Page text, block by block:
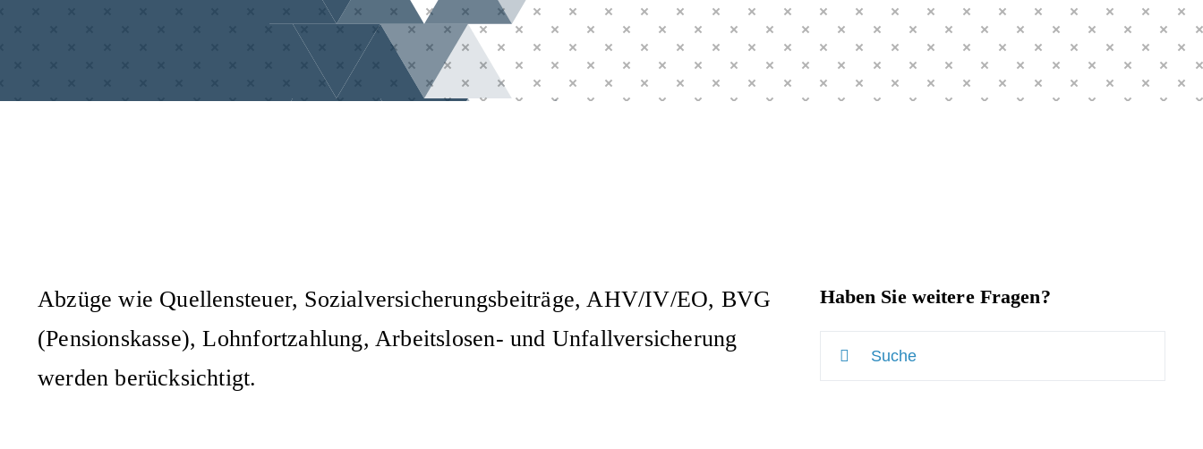
Abzüge wie Quellensteuer, Sozialversicherungsbeiträge, AHV/IV/EO, BVG
(Pensionskasse), Lohnfortzahlung, Arbeitslosen- und Unfallversicherung
werden berücksichtigt.
Haben Sie weitere Fragen?
nach: